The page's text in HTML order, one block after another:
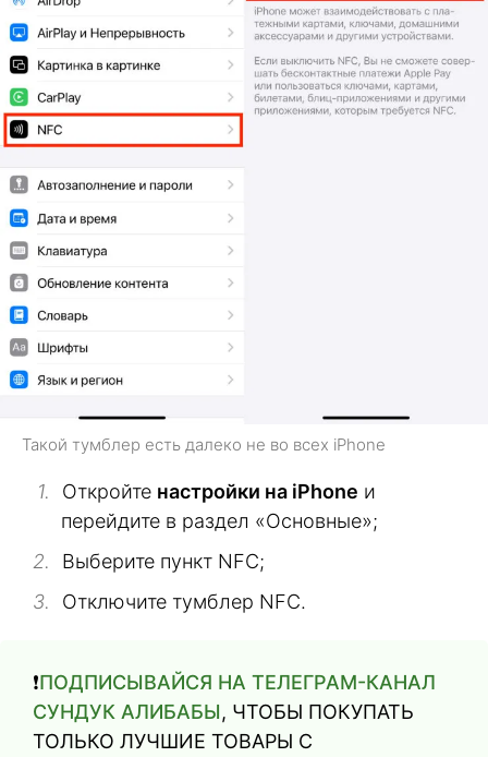
Такой тумблер есть далеко не во всех iPhone
Откройте настройки на iPhone и
перейдите в раздел «Основные»;
Выберите пункт NFC;
Отключите тумблер NFC.
❗️ПОДПИСЫВАЙСЯ НА ТЕЛЕГРАМ-КАНАЛ
СУНДУК АЛИБАБЫ, ЧТОБЫ ПОКУПАТЬ
ТОЛЬКО ЛУЧШИЕ ТОВАРЫ С